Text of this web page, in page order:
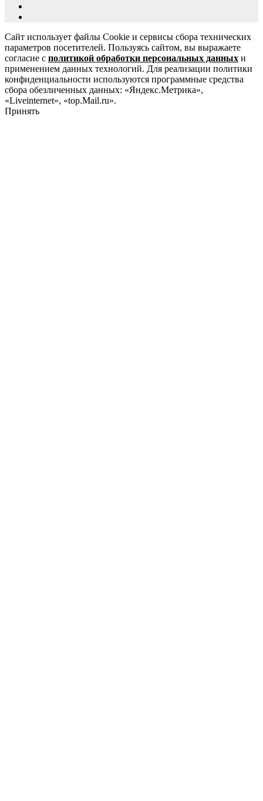
Сайт использует файлы Cookie и сервисы сбора технических
параметров посетителей. Пользуясь сайтом, вы выражаете
согласие с политикой обработки персональных данных и
применением данных технологий. Для реализации политики
конфиденциальности используются программные средства
сбора обезличенных данных: «Яндекс.Метрика»,
«Liveinternet», «top.Mail.ru».
Принять